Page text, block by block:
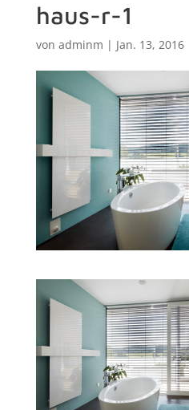
haus-r-1
von adminm | Jan. 13, 2016